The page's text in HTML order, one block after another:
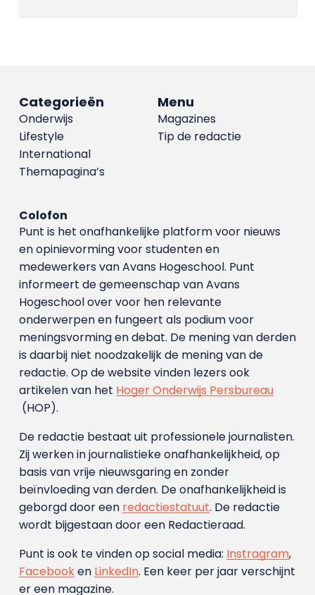
Menu
Magazines
Tip de redactie
Categorieën
Onderwijs
Lifestyle
International
Themapagina’s
Colofon
Punt is het onafhankelijke platform voor nieuws
en opinievorming voor studenten en
medewerkers van Avans Hoge­school. Punt
informeert de gemeenschap van Avans
Hogeschool over voor hen relevante
onderwerpen en fungeert als podium voor
meningsvorming en debat. De mening van derden
is daarbij niet noodzakelijk de mening van de
redactie. Op de website vinden lezers ook
artikelen van het Hoger Onderwijs Persbureau
(HOP).
De redactie bestaat uit professionele journalisten.
Zij werken in journalistieke onafhankelijkheid, op
basis van vrije nieuwsgaring en zonder
beïnvloeding van derden. De onafhankelijkheid is
geborgd door een redactiestatuut. De redactie
wordt bijgestaan door een Redactieraad.
Punt is ook te vinden op social media: Instragram,
Facebooken LinkedIn. Een keer per jaar verschijnt
er een magazine.